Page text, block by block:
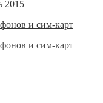
2015
и сим-карт
и сим-карт